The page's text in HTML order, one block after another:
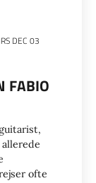
DEC 03
FABIO
ofte